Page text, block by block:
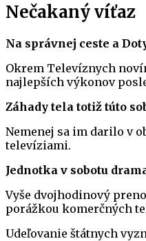
Nečakaný víťaz
Na správnej ceste a
Okrem Televíznych
najlepších výkonov
Záhady tela totiž túto
Nemenej sa im darilo v
televíziami.
Jednotka v sobotu
Vyše dvojhodinový
porážkou komerčných
Udeľovanie štátnych